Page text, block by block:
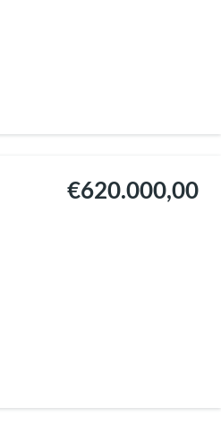
€620.000,00